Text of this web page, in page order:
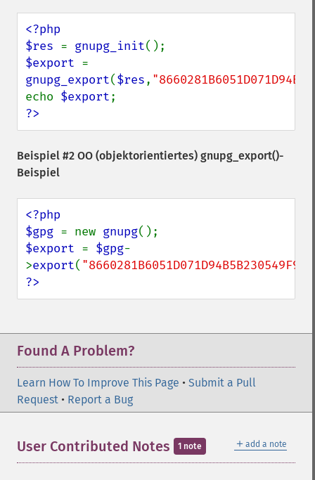
<?php
$res = gnupg_init
$export
gnupg_export($res,
echo $export
?>
Beispiel #2 OO (objektorientiertes) gnupg_export()-
Beispiel
<?php
$gpg = new gnupg
$export = $gpg-
>export(
?>
Found A Problem?
Learn How To Improve This Page • Submit a Pull
Request • Report a Bug
＋ add a note
User Contributed Notes 1 note